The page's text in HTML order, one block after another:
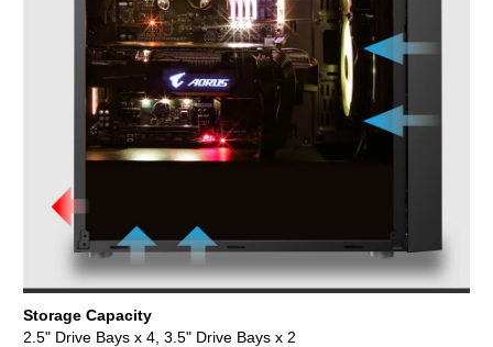
Storage Capacity
2.5" Drive Bays x 4, 3.5" Drive Bays x 2